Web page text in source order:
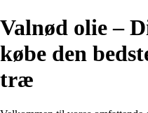
Valnød olie –
købe den
træ